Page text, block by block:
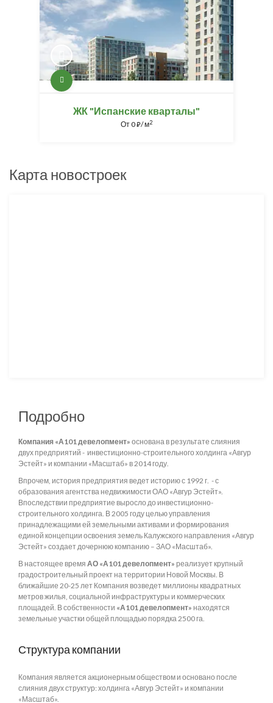
ЖК "Испанские кварталы"
От0⃏/ м2
Карта новостроек
Подробно
Компания «А101 девелопмент» основана в результате слияния
двух предприятий - инвестиционно-строительного холдинга «Авгур
Эстейт» и компании «Масштаб» в 2014 году.
Впрочем, история предприятия ведет историю с 1992 г. - с
образования агентства недвижимости ОАО «Авгур Эстейт».
Впоследствии предприятие выросло до инвестиционно-
строительного холдинга. В 2005 году целью управления
принадлежащими ей земельными активами и формирования
единой концепции освоения земель Калужского направления «Авгур
Эстейт» создает дочернюю компанию – ЗАО «Масштаб».
В настоящее время АО «А101 девелопмент» реализует крупный
градостроительный проект на территории Новой Москвы. В
ближайшие 20-25 лет Компания возведет миллионы квадратных
метров жилья, социальной инфраструктуры и коммерческих
площадей. В собственности «А101 девелопмент» находятся
земельные участки общей площадью порядка 2500 га.
Структура компании
Компания является акционерным обществом и основано после
слияния двух структур: холдинга «Авгур Эстейт» и компании
«Масштаб».